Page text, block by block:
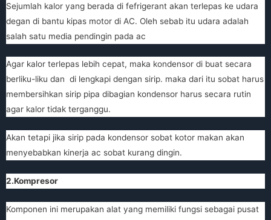
Sejumlah kalor yang berada di fefrigerant akan terlepas ke udara
degan di bantu kipas motor di AC. Oleh sebab itu udara adalah
salah satu media pendingin pada ac
Agar kalor terlepas lebih cepat, maka kondensor di buat secara
berliku-liku dan di lengkapi dengan sirip. maka dari itu sobat harus
membersihkan sirip pipa dibagian kondensor harus secara rutin
agar kalor tidak terganggu.
Akan tetapi jika sirip pada kondensor sobat kotor makan akan
menyebabkan kinerja ac sobat kurang dingin.
2.Kompresor
Komponen ini merupakan alat yang memiliki fungsi sebagai pusat